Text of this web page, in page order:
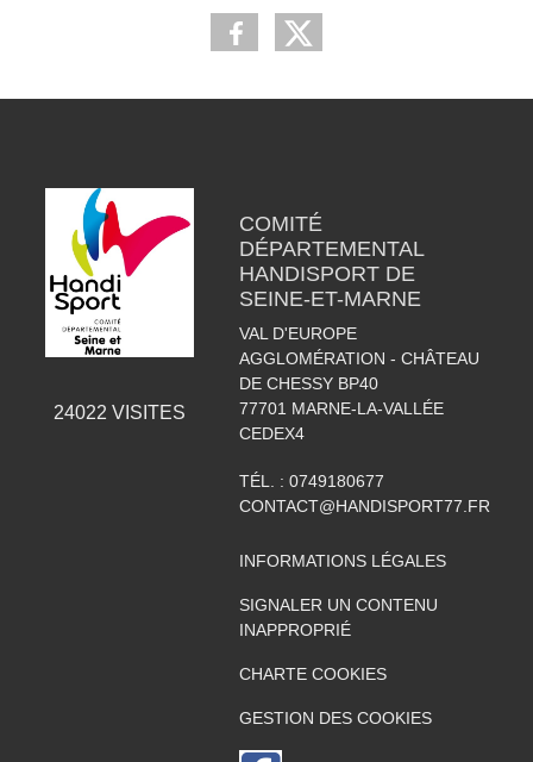
24022 VISITES
COMITÉ
DÉPARTEMENTAL
HANDISPORT DE
SEINE-ET-MARNE
VAL D'EUROPE
AGGLOMÉRATION - CHÂTEAU
DE CHESSY BP40
77701 MARNE-LA-VALLÉE
CEDEX4
TÉL. : 0749180677
CONTACT@HANDISPORT77.FR
INFORMATIONS LÉGALES
SIGNALER UN CONTENU
INAPPROPRIÉ
CHARTE COOKIES
GESTION DES COOKIES